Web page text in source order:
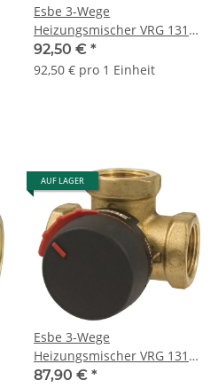
Esbe 3-Wege
Heizungsmischer VRG 131
1/2" IG 11600500 Messing
92,50 € *
92,50 € pro 1 Einheit
AUF LAGER
Esbe 3-Wege
Heizungsmischer VRG 131
3/4" IG 11600900 Messing
87,90 € *